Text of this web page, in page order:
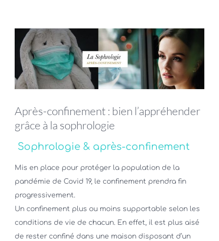
Voir
l'image
agrandie
Après-confinement : bien l’appréhender
grâce à la sophrologie
Sophrologie & après-confinement
Mis en place pour protéger la population de la
pandémie de Covid 19, le confinement prendra fin
progressivement.
Un confinement plus ou moins supportable selon les
conditions de vie de chacun. En effet, il est plus aisé
de rester confiné dans une maison disposant d’un